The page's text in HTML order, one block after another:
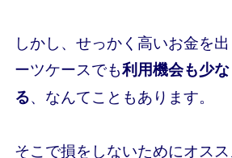
しかし、せっかく高いお金を
ーツケースでも利用機会も少
る、なんてこともあります。
そこで損をしないためにオスス